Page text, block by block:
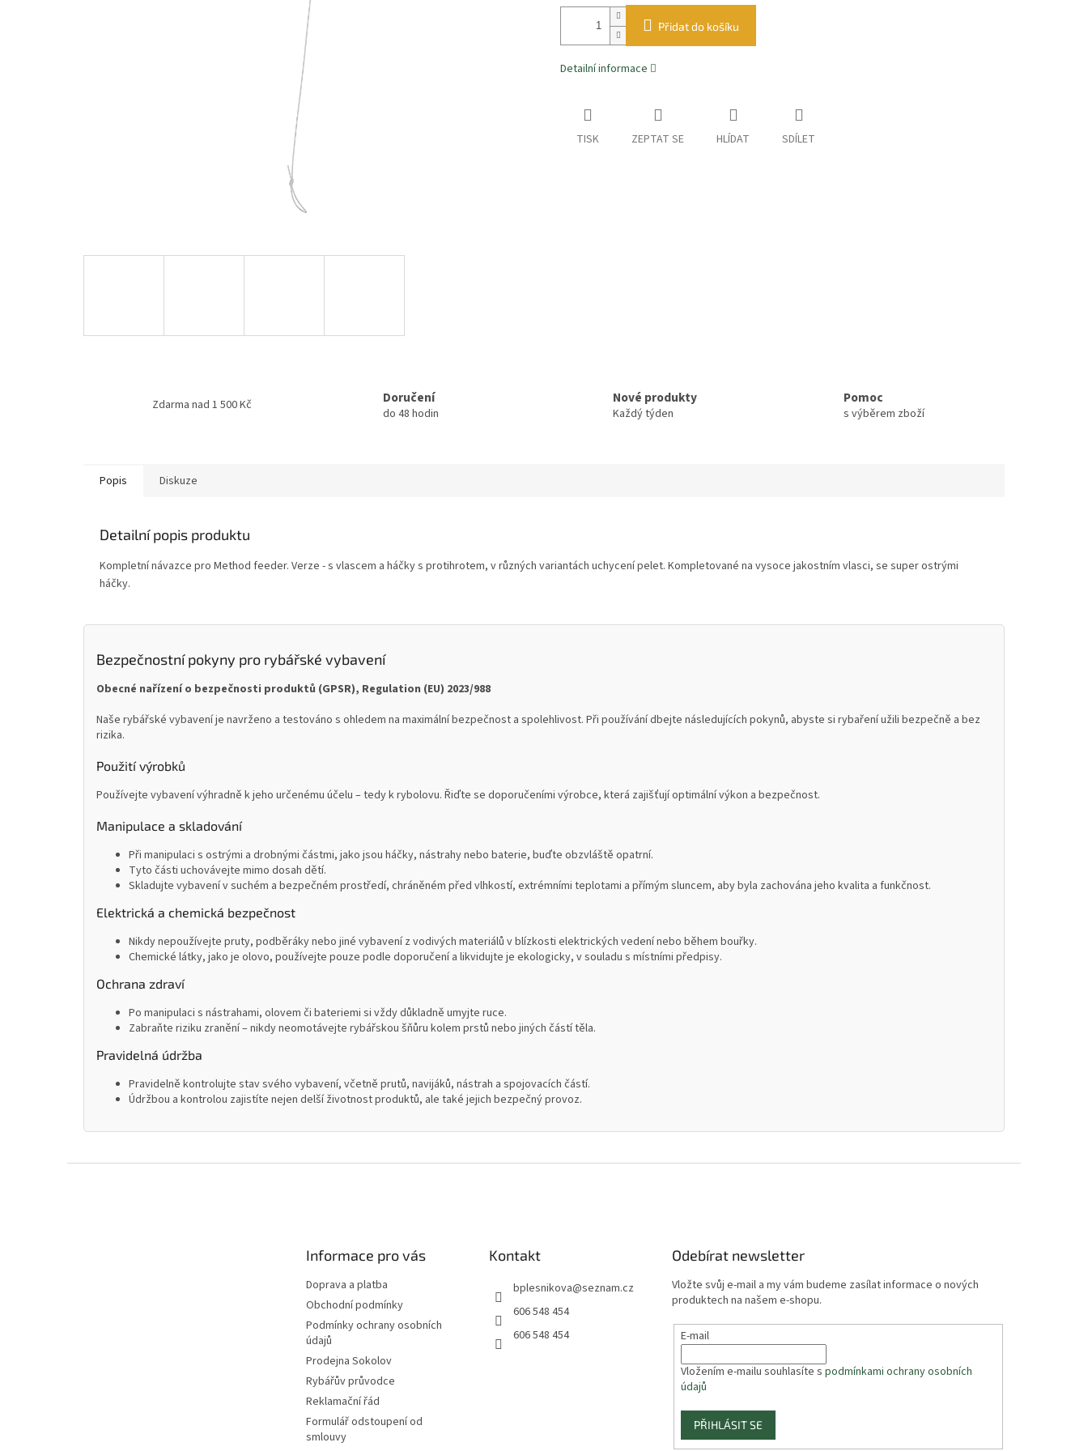
Přidat do košíku
Detailní informace
TISK ZEPTAT SE HLÍDAT SDÍLET
Zdarma nad 1 500 Kč Doručení
do 48 hodin
Nové produkty
Každý týden
Pomoc
s výběrem zboží
Popis Diskuze
Detailní popis produktu
Kompletní návazce pro Method feeder. Verze - s vlascem a háčky s protihrotem, v různých variantách uchycení pelet. Kompletované na vysoce jakostním vlasci, se super ostrými
háčky.
Bezpečnostní pokyny pro rybářské vybavení
Obecné nařízení o bezpečnosti produktů (GPSR), Regulation (EU) 2023/988
Naše rybářské vybavení je navrženo a testováno s ohledem na maximální bezpečnost a spolehlivost. Při používání dbejte následujících pokynů, abyste si rybaření užili bezpečně a bez
rizika.
Použití výrobků
Používejte vybavení výhradně k jeho určenému účelu – tedy k rybolovu. Řiďte se doporučeními výrobce, která zajišťují optimální výkon a bezpečnost.
Manipulace a skladování
Při manipulaci s ostrými a drobnými částmi, jako jsou háčky, nástrahy nebo baterie, buďte obzvláště opatrní.
Tyto části uchovávejte mimo dosah dětí.
Skladujte vybavení v suchém a bezpečném prostředí, chráněném před vlhkostí, extrémními teplotami a přímým sluncem, aby byla zachována jeho kvalita a funkčnost.
Elektrická a chemická bezpečnost
Nikdy nepoužívejte pruty, podběráky nebo jiné vybavení z vodivých materiálů v blízkosti elektrických vedení nebo během bouřky.
Chemické látky, jako je olovo, používejte pouze podle doporučení a likvidujte je ekologicky, v souladu s místními předpisy.
Ochrana zdraví
Po manipulaci s nástrahami, olovem či bateriemi si vždy důkladně umyjte ruce.
Zabraňte riziku zranění – nikdy neomotávejte rybářskou šňůru kolem prstů nebo jiných částí těla.
Pravidelná údržba
Pravidelně kontrolujte stav svého vybavení, včetně prutů, navijáků, nástrah a spojovacích částí.
Údržbou a kontrolou zajistíte nejen delší životnost produktů, ale také jejich bezpečný provoz.
Informace pro vás
Doprava a platba
Obchodní podmínky
Podmínky ochrany osobních
údajů
Prodejna Sokolov
Rybářův průvodce
Reklamační řád
Formulář odstoupení od
smlouvy
Kontakt
bplesnikova@seznam.cz
606 548 454
606 548 454
Odebírat newsletter
Vložte svůj e-mail a my vám budeme zasílat informace o nových
produktech na našem e-shopu.
E-mail
Vložením e-mailu souhlasíte spodmínkami ochrany osobních
údajů
PŘIHLÁSIT SE